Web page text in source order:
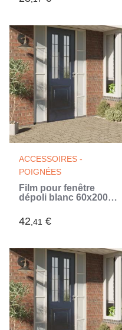
ACCESSOIRES -
POIGNÉES
Film pour fenêtre
dépoli blanc 60x2000
42,41 €